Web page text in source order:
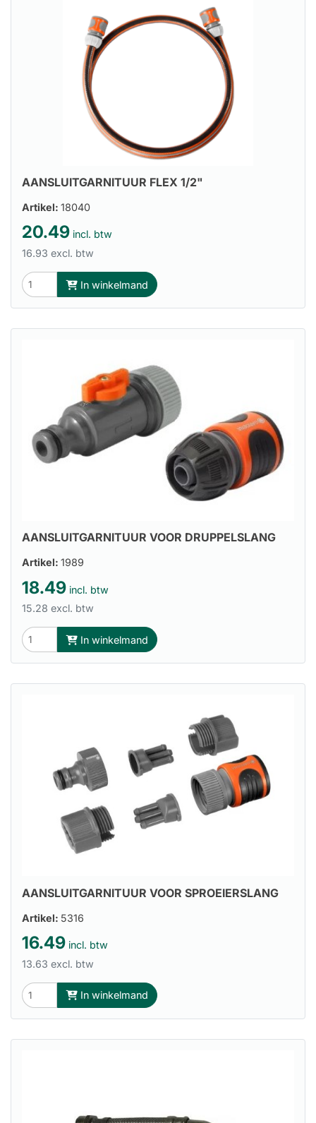
AANSLUITGARNITUUR FLEX 1/2"
Artikel: 18040
20.49 incl. btw
16.93 excl. btw
In winkelmand
AANSLUITGARNITUUR VOOR DRUPPELSLANG
Artikel: 1989
18.49 incl. btw
15.28 excl. btw
In winkelmand
AANSLUITGARNITUUR VOOR SPROEIERSLANG
Artikel: 5316
16.49 incl. btw
13.63 excl. btw
In winkelmand